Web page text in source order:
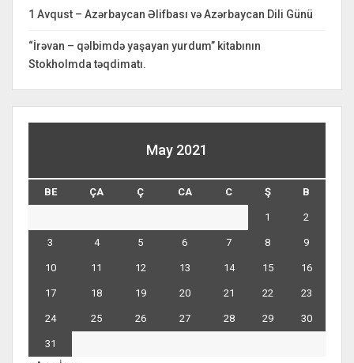
1 Avqust – Azərbaycan Əlifbası və Azərbaycan Dili Günü
“İrəvan – qəlbimdə yaşayan yurdum” kitabının
Stokholmda təqdimatı.
May 2021
BE ÇA Ç CA C Ş B
1 2
3 4 5 6 7 8 9
10 11 12 13 14 15 16
17 18 19 20 21 22 23
24 25 26 27 28 29 30
31